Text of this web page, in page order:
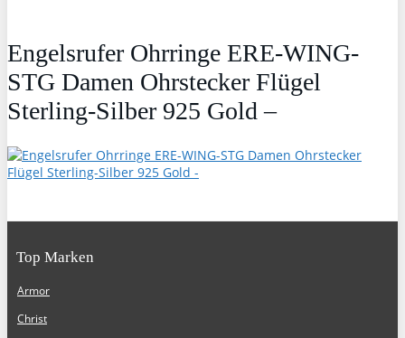
Engelsrufer Ohrringe ERE-WING-
STG Damen Ohrstecker Flügel
Sterling-Silber 925 Gold –
Top Marken
Armor
Christ